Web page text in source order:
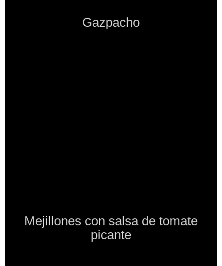
Gazpacho
Mejillones con salsa de tomate
picante